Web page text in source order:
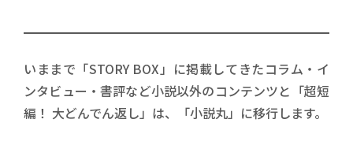
いままで「STORY BOX」に掲載してきたコラム・イ
ンタビュー・書評など小説以外のコンテンツと「超短
編！ 大どんでん返し」は、「小説丸」に移行します。